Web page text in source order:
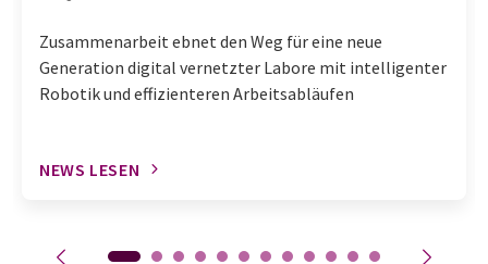
Zusammenarbeit ebnet den Weg für eine neue
Generation digital vernetzter Labore mit intelligenter
Robotik und effizienteren Arbeitsabläufen
NEWS LESEN